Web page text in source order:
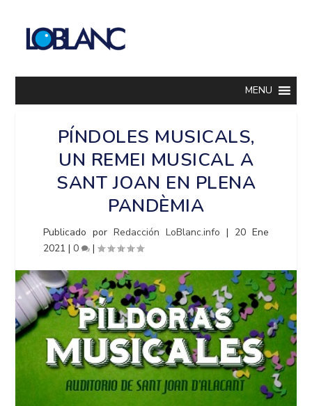
MENU
PÍNDOLES MUSICALS,
UN REMEI MUSICAL A
SANT JOAN EN PLENA
PANDÈMIA
Publicado porRedacción LoBlanc.info | 20 Ene
2021 |0 |